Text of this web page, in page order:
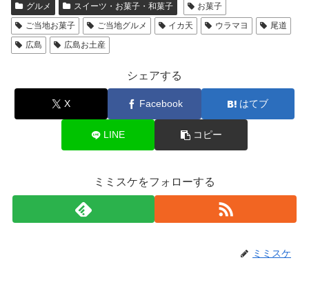
グルメ スイーツ・お菓子・和菓子
お菓子
ご当地お菓子
ご当地グルメ イカ天 ウラマヨ
尾道
広島
広島お土産
シェアする
X Facebook はてブ
LINE コピー
ミミスケをフォローする
ミミスケ